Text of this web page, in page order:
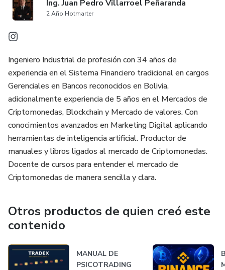
Ing. Juan Pedro Villarroel Peñaranda
2 Año Hotmarter
Ingeniero Industrial de profesión con 34 años de
experiencia en el Sistema Financiero tradicional en cargos
Gerenciales en Bancos reconocidos en Bolivia,
adicionalmente experiencia de 5 años en el Mercados de
Criptomonedas, Blockchain y Mercado de valores. Con
conocimientos avanzados en Marketing Digital aplicando
herramientas de inteligencia artificial. Productor de
manuales y libros ligados al mercado de Criptomonedas.
Docente de cursos para entender el mercado de
Criptomonedas de manera sencilla y clara.
Otros productos de quien creó este
contenido
MANUAL DE
PSICOTRADING